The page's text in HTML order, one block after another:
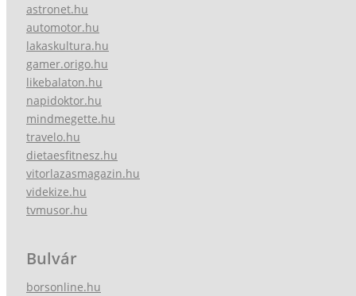
astronet.hu
automotor.hu
lakaskultura.hu
gamer.origo.hu
likebalaton.hu
napidoktor.hu
mindmegette.hu
travelo.hu
dietaesfitnesz.hu
vitorlazasmagazin.hu
videkize.hu
tvmusor.hu
Bulvár
borsonline.hu